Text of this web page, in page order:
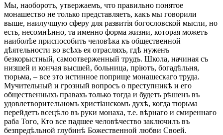
Мы, наоборотъ, утвержаемъ, что правильно понятое
монашество не только представляетъ, какъ мы говорили
выше, наилучшую сферу для развитія богословской мысли, но
есть, несомнѣнно, та именно форма жизни, которая можетъ
наиболѣе приспособить человѣка къ общественной
дѣятельности во всѣхъ ея отрасляхъ, гдѣ нуженъ
безкорыстный, самоотверженный трудъ. Школа, начиная съ
низшей и кончая высшей, больница, пріютъ, богадѣльня,
тюрьма, – все это истинное поприще монашескаго труда.
Мучительный и грозный вопросъ о преступникѣ и его
общественныхъ правахъ только тогда и будетъ рѣшенъ въ
удовлетворительномъ христіанскомъ духѣ, когда тюрьма
перейдетъ всецѣло въ руки монаха, т.е. вѣрнаго и смиреннаго
раба Того, Кто все падшее человѣчество заключилъ въ
безпредѣльной глубинѣ Божественной любви Своей.